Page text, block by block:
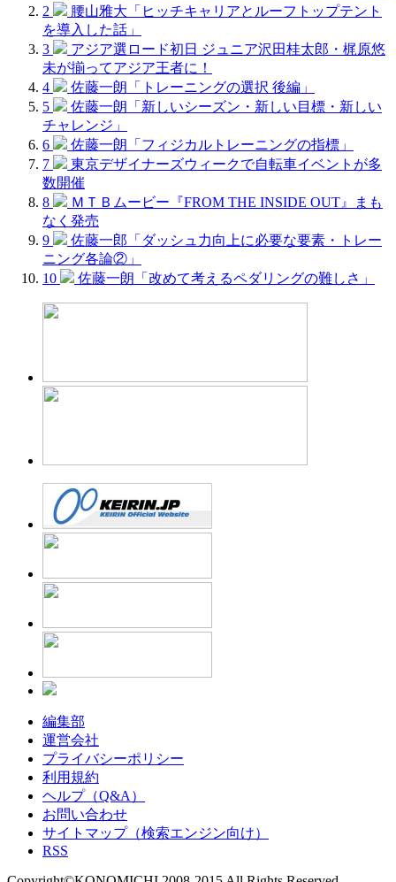
2
腰山雅大「ヒッチキャリアとルーフトップテント
を導入した話」
3
アジア選ロード初日 ジュニア沢田桂太郎・梶原悠
未が揃ってアジア王者に！
4
佐藤一朗「トレーニングの選択 後編」
5
佐藤一朗「新しいシーズン・新しい目標・新しい
チャレンジ」
6
佐藤一朗「フィジカルトレーニングの指標」
7
東京デザイナーズウィークで自転車イベントが多
数開催
8
ＭＴＢムービー『FROM THE INSIDE OUT』まも
なく発売
9
佐藤一郎「ダッシュ力向上に必要な要素・トレー
ニング各論②」
10
佐藤一朗「改めて考えるペダリングの難しさ」
編集部
運営会社
プライバシーポリシー
利用規約
ヘルプ（Q&A）
お問い合わせ
サイトマップ（検索エンジン向け）
RSS